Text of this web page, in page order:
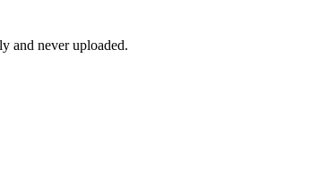
and never uploaded.